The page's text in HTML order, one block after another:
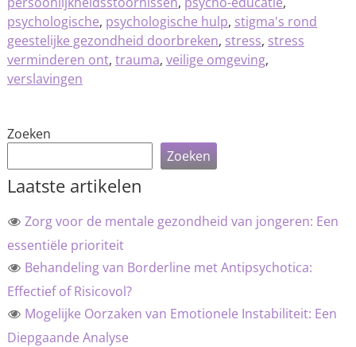
psychologische, psychologische hulp, stigma's rond
geestelijke gezondheid doorbreken, stress, stress
verminderen ont, trauma, veilige omgeving,
verslavingen
Zoeken
Zoeken
Laatste artikelen
Zorg voor de mentale gezondheid van jongeren: Een
essentiële prioriteit
Behandeling van Borderline met Antipsychotica:
Effectief of Risicovol?
Mogelijke Oorzaken van Emotionele Instabiliteit: Een
Diepgaande Analyse